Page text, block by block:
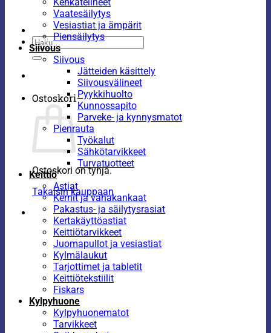
Etsi:
Ostoskori
Ostoskori on tyhjä.
Takaisin kauppaan
Vaatesäilytys
Vesiastiat ja ämpärit
Piensäilytys
Siivous
Siivous
Jätteiden käsittely
Siivousvälineet
Pyykkihuolto
Kunnossapito
Parveke- ja kynnysmatot
Pienrauta
Työkalut
Sähkötarvikkeet
Turvatuotteet
Keittiö
Astiat
Kernit ja vahakankaat
Pakastus- ja säilytysrasiat
Kertakäyttöastiat
Keittiötarvikkeet
Juomapullot ja vesiastiat
Kylmälaukut
Tarjottimet ja tabletit
Keittiötekstiilit
Fiskars
Kylpyhuone
Kylpyhuonematot
Tarvikkeet